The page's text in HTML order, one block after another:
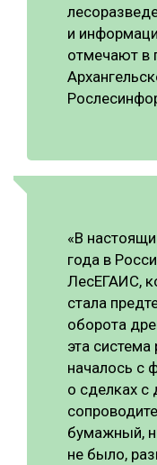
и
отмечают в
«В
года в
ЛесЕГАИС,
стала
оборота
эта
началось с
о сделках
бумажный,
не было,